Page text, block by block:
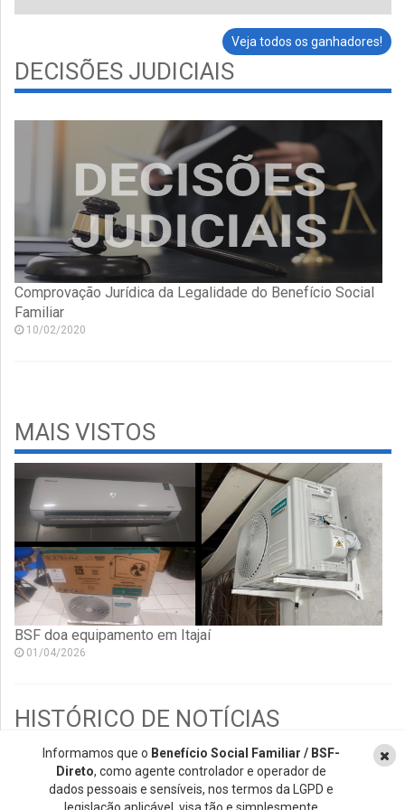
Informamos que o Benefício Social Familiar / BSF-
Direto, como agente controlador e operador de
dados pessoais e sensíveis, nos termos da LGPD e
Veja todos os ganhadores!
DECISÕES JUDICIAIS
Comprovação Jurídica da Legalidade do Benefício Social
Familiar
10/02/2020
MAIS VISTOS
BSF doa equipamento em Itajaí
01/04/2026
HISTÓRICO DE NOTÍCIAS
2026
2021